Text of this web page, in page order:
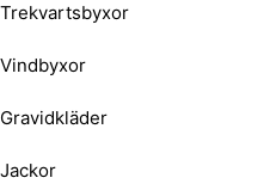
Trekvartsbyxor
Vindbyxor
Gravidkläder
Jackor